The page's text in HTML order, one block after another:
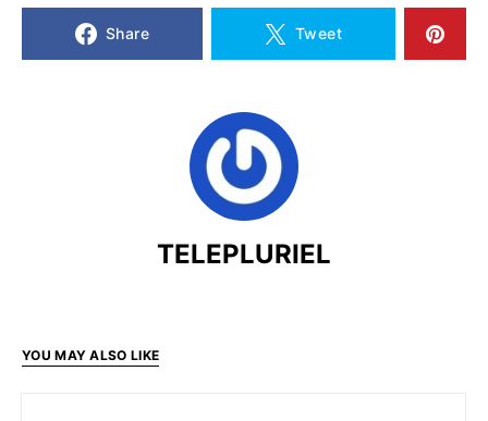
Share Tweet
TELEPLURIEL
YOU MAY ALSO LIKE